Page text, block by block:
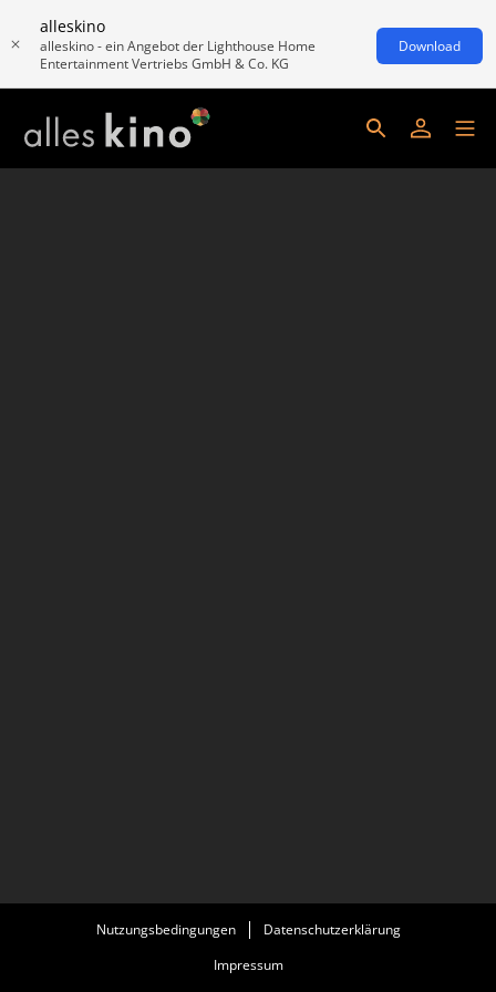
alleskino
alleskino - ein Angebot der Lighthouse Home
Entertainment Vertriebs GmbH & Co. KG
Download
Nutzungsbedingungen
Datenschutzerklärung
Impressum